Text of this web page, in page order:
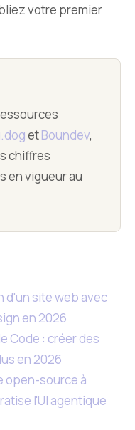
votre premier
etBoundev,
chiffres
en vigueur au
d'un site web avec
en 2026
Code : créer des
en 2026
open-source à
l'UI agentique